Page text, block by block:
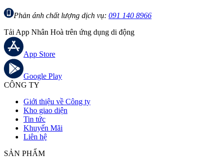
Phản ánh chất lượng dịch vụ: 091 140 8966
Tải App Nhân Hoà trên ứng dụng di động
App Store
Google Play
CÔNG TY
Giới thiệu về Công ty
Kho giao diện
Tin tức
Khuyến Mãi
Liên hệ
SẢN PHẨM